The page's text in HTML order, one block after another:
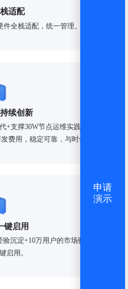
适配
全栈适配，统一管理。
续创新
+支撑30W节点运维实践+300+高
费用，稳定可靠，与时俱进。
键启用
沉淀+10万用户的市场验证，内
启用。
申请
演示